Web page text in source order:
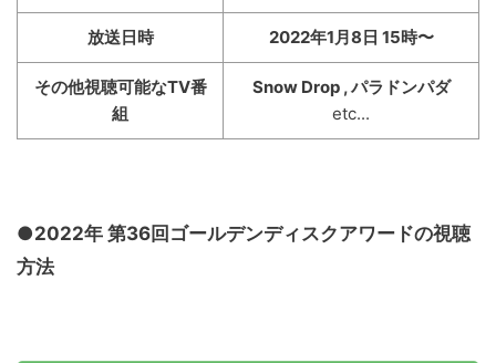
放送日時 2022年1月8日 15時〜
その他視聴可能なTV番
組
Snow Drop , パラドンパダ
etc...
●2022年 第36回ゴールデンディスクアワードの視聴
方法